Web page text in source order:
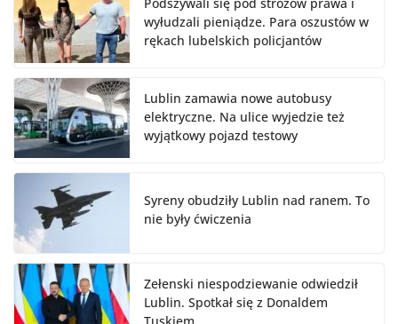
wyłudzali pieniądze. Para oszustów w
rękach lubelskich policjantów
Lublin zamawia nowe autobusy
elektryczne. Na ulice wyjedzie też
wyjątkowy pojazd testowy
Syreny obudziły Lublin nad ranem. To
nie były ćwiczenia
Zełenski niespodziewanie odwiedził
Lublin. Spotkał się z Donaldem